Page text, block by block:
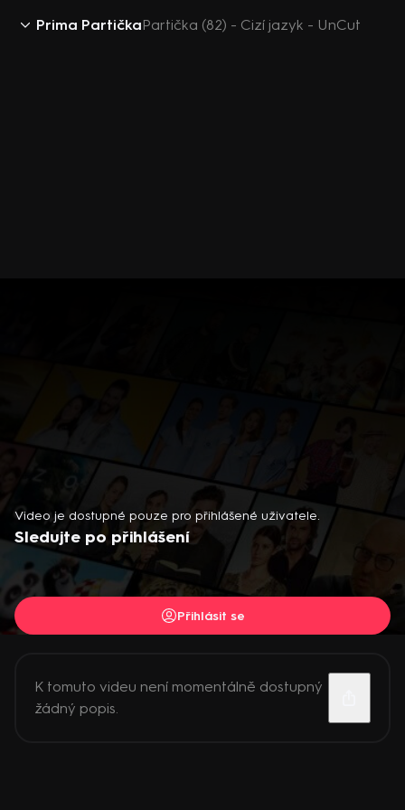
Prima PartičkaPartička (82) - Cizí jazyk - UnCut
Video je dostupné pouze pro přihlášené uživatele.
Sledujte po přihlášení
Přihlásit se
K tomuto videu není momentálně dostupný
žádný popis.